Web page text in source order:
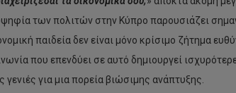
των πολιτών στην Κύπρο παρουσιάζει
παιδεία δεν είναι μόνο κρίσιμο ζήτημα
που επενδύει σε αυτό δημιουργεί
γενιές για μια πορεία βιώσιμης ανάπτυξης.